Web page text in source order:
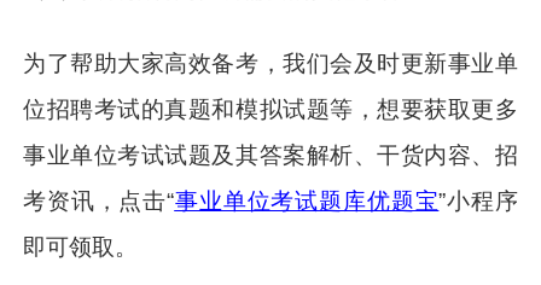
为了帮助大家高效备考，我们会及时更新事业单
位招聘考试的真题和模拟试题等，想要获取更多
事业单位考试试题及其答案解析、干货内容、招
考资讯，点击“事业单位考试题库优题宝”小程序
即可领取。